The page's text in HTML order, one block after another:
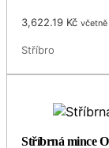
3,622.19 Kč včetně
Stříbro
Stříbrná mince